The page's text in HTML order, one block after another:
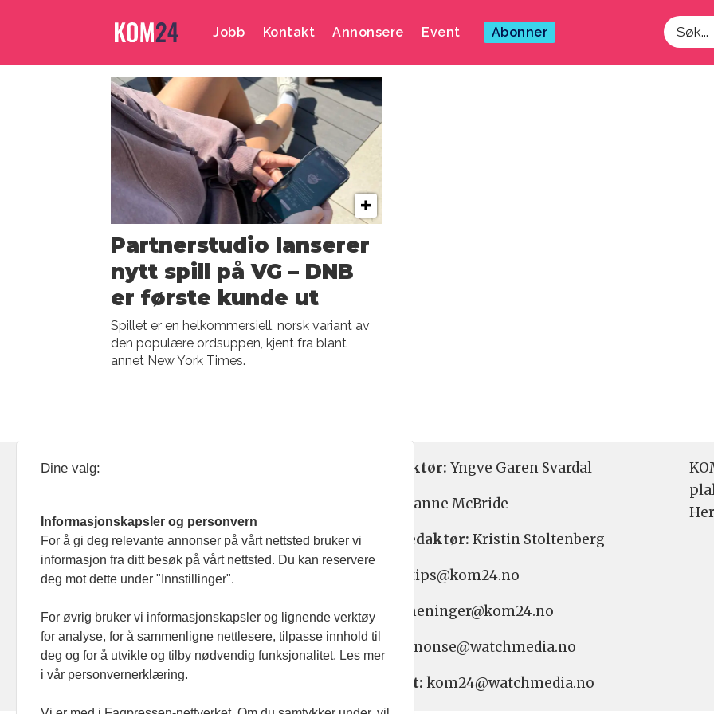
Jobb Kontakt Annonsere Event Abonner
Søk
Emne:
games
Partnerstudio lanserer
nytt spill på VG – DNB
er første kunde ut
Spillet er en helkommersiell, norsk variant av
den populære ordsuppen, kjent fra blant
annet New York Times.
093 182
Nyhetsredaktør: Yngve Garen Svardal
Hanne McBride
Ansvarlig redaktør: Kristin Stoltenberg
Nyhetstips: tips@kom24.no
Meninger: meninger@kom24.no
Annonse: annonse@watchmedia.no
Abonnement: kom24@watchmedia.no
Dine valg:
Informasjonskapsler og personvern
For å gi deg relevante annonser på vårt nettsted bruker vi
informasjon fra ditt besøk på vårt nettsted. Du kan reservere
deg mot dette under "Innstillinger".
For øvrig bruker vi informasjonskapsler og lignende verktøy
for analyse, for å sammenligne nettlesere, tilpasse innhold til
deg og for å utvikle og tilby nødvendig funksjonalitet. Les mer
i vår personvernerklæring.